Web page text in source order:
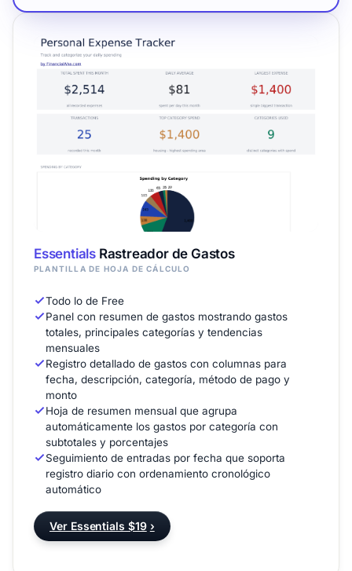
EssentialsRastreador de Gastos
PLANTILLA DE HOJA DE CÁLCULO
Todo lo de Free
Panel con resumen de gastos mostrando gastos
totales, principales categorías y tendencias
mensuales
Registro detallado de gastos con columnas para
fecha, descripción, categoría, método de pago y
monto
Hoja de resumen mensual que agrupa
automáticamente los gastos por categoría con
subtotales y porcentajes
Seguimiento de entradas por fecha que soporta
registro diario con ordenamiento cronológico
automático
Ver Essentials $19 ›